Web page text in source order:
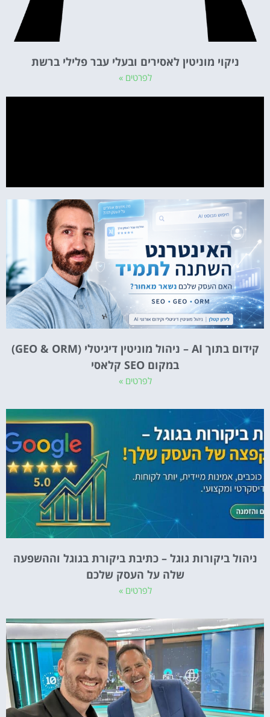
ניקוי מוניטין לאסירים ובעלי עבר פלילי ברשת
לפרטים »
קידום בתוך AI – ניהול מוניטין דיגיטלי (GEO & ORM)
במקום SEO קלאסי
לפרטים »
ניהול ביקורות גוגל – כתיבת ביקורת בגוגל וההשפעה
שלה על העסק שלכם
לפרטים »